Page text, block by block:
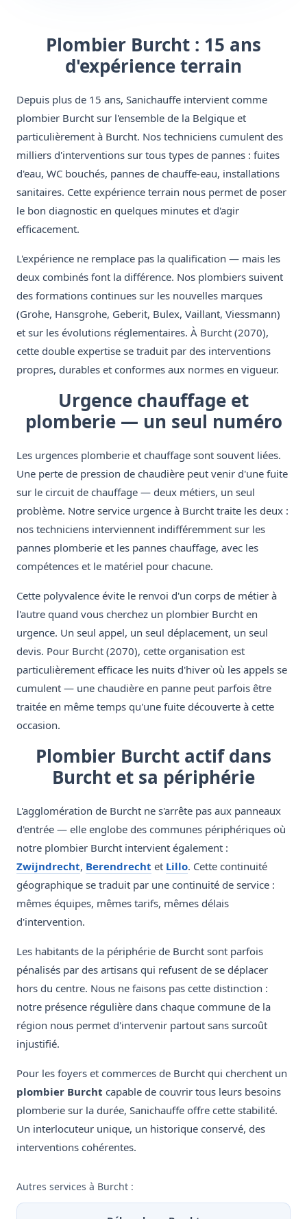
Plombier Burcht : 15 ans
d'expérience terrain
Depuis plus de 15 ans, Sanichauffe intervient comme
plombier Burcht sur l'ensemble de la Belgique et
particulièrement à Burcht. Nos techniciens cumulent des
milliers d'interventions sur tous types de pannes : fuites
d'eau, WC bouchés, pannes de chauffe-eau, installations
sanitaires. Cette expérience terrain nous permet de poser
le bon diagnostic en quelques minutes et d'agir
efficacement.
L'expérience ne remplace pas la qualification — mais les
deux combinés font la différence. Nos plombiers suivent
des formations continues sur les nouvelles marques
(Grohe, Hansgrohe, Geberit, Bulex, Vaillant, Viessmann)
et sur les évolutions réglementaires. À Burcht (2070),
cette double expertise se traduit par des interventions
propres, durables et conformes aux normes en vigueur.
Urgence chauffage et
plomberie — un seul numéro
Les urgences plomberie et chauffage sont souvent liées.
Une perte de pression de chaudière peut venir d'une fuite
sur le circuit de chauffage — deux métiers, un seul
problème. Notre service urgence à Burcht traite les deux :
nos techniciens interviennent indifféremment sur les
pannes plomberie et les pannes chauffage, avec les
compétences et le matériel pour chacune.
Cette polyvalence évite le renvoi d'un corps de métier à
l'autre quand vous cherchez un plombier Burcht en
urgence. Un seul appel, un seul déplacement, un seul
devis. Pour Burcht (2070), cette organisation est
particulièrement efficace les nuits d'hiver où les appels se
cumulent — une chaudière en panne peut parfois être
traitée en même temps qu'une fuite découverte à cette
occasion.
Plombier Burcht actif dans
Burcht et sa périphérie
L'agglomération de Burcht ne s'arrête pas aux panneaux
d'entrée — elle englobe des communes périphériques où
notre plombier Burcht intervient également :
Zwijndrecht, Berendrecht et Lillo. Cette continuité
géographique se traduit par une continuité de service :
mêmes équipes, mêmes tarifs, mêmes délais
d'intervention.
Les habitants de la périphérie de Burcht sont parfois
pénalisés par des artisans qui refusent de se déplacer
hors du centre. Nous ne faisons pas cette distinction :
notre présence régulière dans chaque commune de la
région nous permet d'intervenir partout sans surcoût
injustifié.
Pour les foyers et commerces de Burcht qui cherchent un
plombier Burcht capable de couvrir tous leurs besoins
plomberie sur la durée, Sanichauffe offre cette stabilité.
Un interlocuteur unique, un historique conservé, des
interventions cohérentes.
Autres services à Burcht :